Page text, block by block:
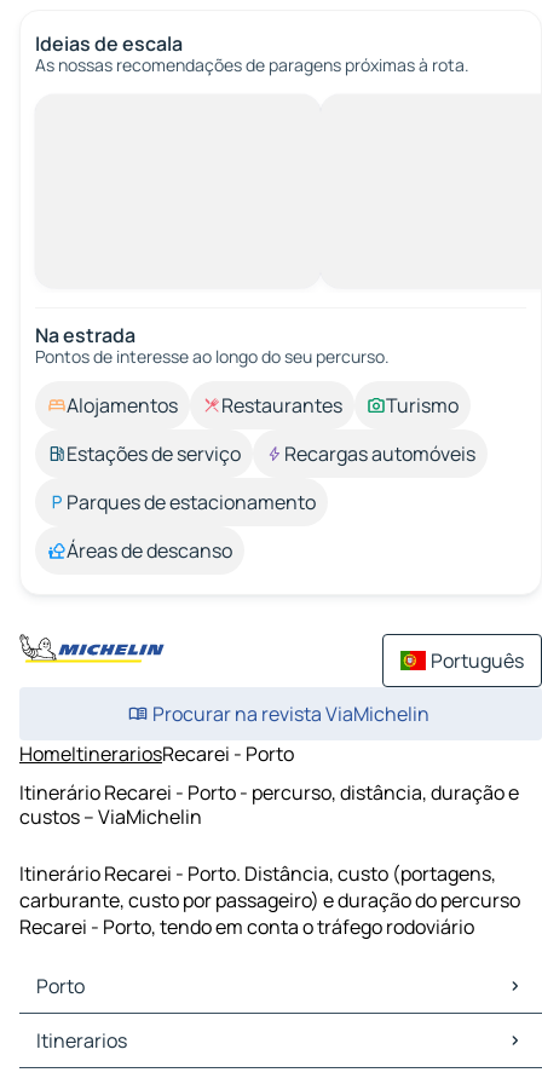
Ideias de escala
As nossas recomendações de paragens próximas à rota.
Na estrada
Pontos de interesse ao longo do seu percurso.
Alojamentos Restaurantes
Turismo
Estações de serviço
Recargas automóveis
Parques de estacionamento
Áreas de descanso
Português
Procurar na revista ViaMichelin
HomeItinerariosRecarei - Porto
Itinerário Recarei - Porto - percurso, distância, duração e
custos – ViaMichelin
Itinerário Recarei - Porto. Distância, custo (portagens,
carburante, custo por passageiro) e duração do percurso
Recarei - Porto, tendo em conta o tráfego rodoviário
Porto
Porto Mapas Plantas
Porto Trafego
Itinerarios